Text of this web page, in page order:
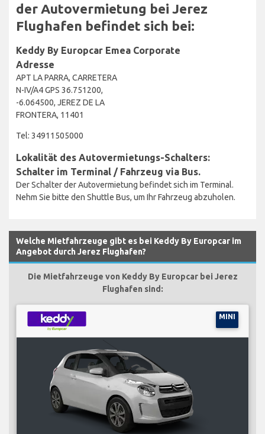
der Autovermietung bei Jerez
Flughafen befindet sich bei:
Keddy By Europcar Emea Corporate
Adresse
APT LA PARRA, CARRETERA
N-IV/A4 GPS 36.751200,
-6.064500, JEREZ DE LA
FRONTERA, 11401
Tel: 34911505000
Lokalität des Autovermietungs-Schalters:
Schalter im Terminal / Fahrzeug via Bus.
Der Schalter der Autovermietung befindet sich im Terminal.
Nehm Sie bitte den Shuttle Bus, um Ihr Fahrzeug abzuholen.
Welche Mietfahrzeuge gibt es bei Keddy By Europcar im
Angebot durch Jerez Flughafen?
Die Mietfahrzeuge von Keddy By Europcar bei Jerez
Flughafen sind:
MINI